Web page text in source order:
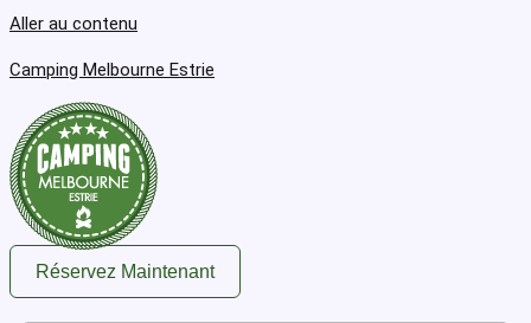
Aller au contenu
Camping Melbourne Estrie
Réservez Maintenant